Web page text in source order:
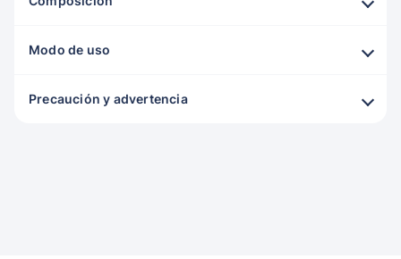
Modo de uso
Precaución y advertencia